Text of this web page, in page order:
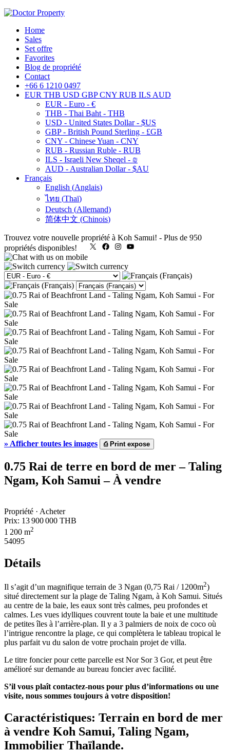
Home
Sales
Set offre
Favorites
Blog de propriété
Contact
+66 6 1210 0497
EUR THB USD GBP CNY RUB ILS AUD
EUR - Euro - €
THB - Thai Baht - THB
USD - United States Dollar - $US
GBP - British Pound Sterling - £GB
CNY - Chinese Yuan - CNY
RUB - Russian Ruble - RUB
ILS - Israeli New Sheqel - ₪
AUD - Australian Dollar - $AU
Français
English (Anglais)
ไทย (Thaï)
Deutsch (Allemand)
简体中文 (Chinois)
Trouvez votre nouvelle propriété à Koh Samui! - Plus de 950
propriétés disponibles!
X FacebookInstagram
» Afficher toutes les images ⎙Print expose
0.75 Rai de terre en bord de mer – Taling
Ngam, Koh Samui – À vendre
Propriété · Acheter
Prix: 13 900 000 THB
1 200 m2
54095
Détails
Il s’agit d’un magnifique terrain de 3 Ngan (0,75 Rai / 1200m2)
situé directement sur la plage de Taling Ngam, à Koh Samui. Situés
au centre de la baie, les eaux sont très calmes, peu profondes et
calmes. Les vues idylliques couvrent toute la baie et une multitude
de petites îles à l’arrière-plan. Il y a 3 palmiers de noix de coco où
l’intrigue rencontre la plage, ce qui complètera le tableau tropical le
plus parfait vu du salon de votre prochain projet de villa.
Le titre foncier pour cette parcelle est Nor Sor 3 Gor, et peut être
amélioré sur demande au bureau foncier avec facilité.
S’il vous plaît contactez-nous pour plus d’informations ou une
visite, nous sommes toujours à votre disposition!
Caractéristiques: Terrain en bord de mer
à vendre Koh Samui, Taling Ngam,
Immobilier Thaïlande.